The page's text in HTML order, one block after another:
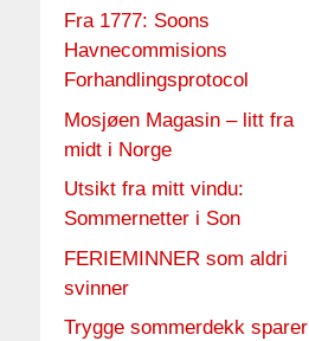
Fra 1777: Soons
Havnecommisions
Forhandlingsprotocol
Mosjøen Magasin – litt fra
midt i Norge
Utsikt fra mitt vindu:
Sommernetter i Son
FERIEMINNER som aldri
svinner
Trygge sommerdekk sparer